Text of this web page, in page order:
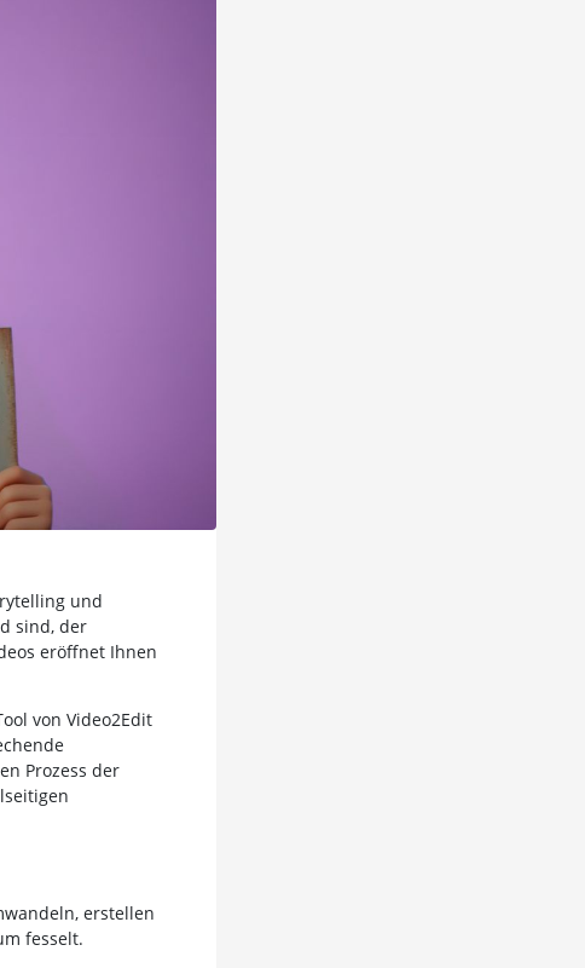
und
sind, der
eröffnet Ihnen
von Video2Edit
Prozess der
erstellen
fesselt.